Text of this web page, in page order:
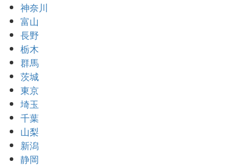
神奈川
富山
長野
栃木
群馬
茨城
東京
埼玉
千葉
山梨
新潟
静岡